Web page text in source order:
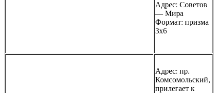
Адрес: Советов
— Мира
Формат: призма
3х6
Адрес: пр.
Комсомольский,
прилегает к